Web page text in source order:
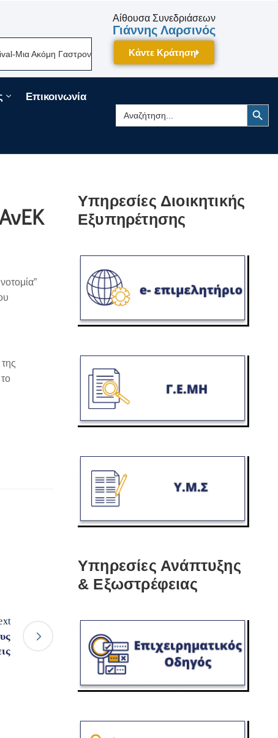
Γαστρονομική Γιορτή Της Πελοποννήσου Δίνει Ραντεβού Τον
Αίθουσα Συνεδριάσεων
Γιάννης Λαρσινός
Κάντε Κράτηση
Επικοινωνία
Search
for:
Search Button
Υπηρεσίες Διοικητικής
Εξυπηρέτησης
Υπηρεσίες Ανάπτυξης
& Εξωστρέφειας